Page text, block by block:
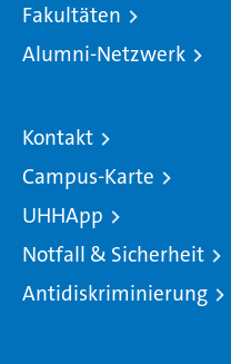
Fakultäten
Alumni-Netzwerk
Kontakt
Campus-Karte
UHHApp
Notfall & Sicherheit
Antidiskriminierung